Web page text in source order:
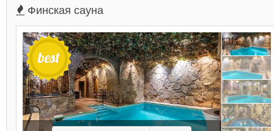
Финская сауна